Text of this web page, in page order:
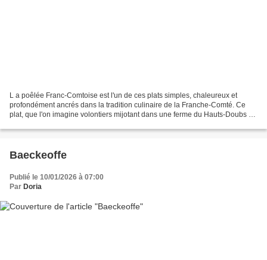
L a poêlée Franc-Comtoise est l'un de ces plats simples, chaleureux et
profondément ancrés dans la tradition culinaire de la Franche-Comté. Ce
plat, que l'on imagine volontiers mijotant dans une ferme du Hauts-Doubs en
Baeckeoffe
Publié le 10/01/2026 à 07:00
Par Doria